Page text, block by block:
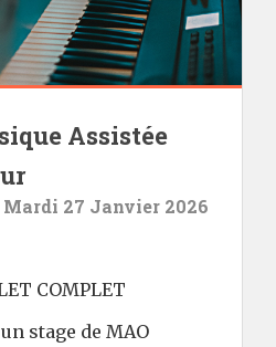
Assistée
Mardi 27 Janvier 2026
COMPLET
stage de MAO